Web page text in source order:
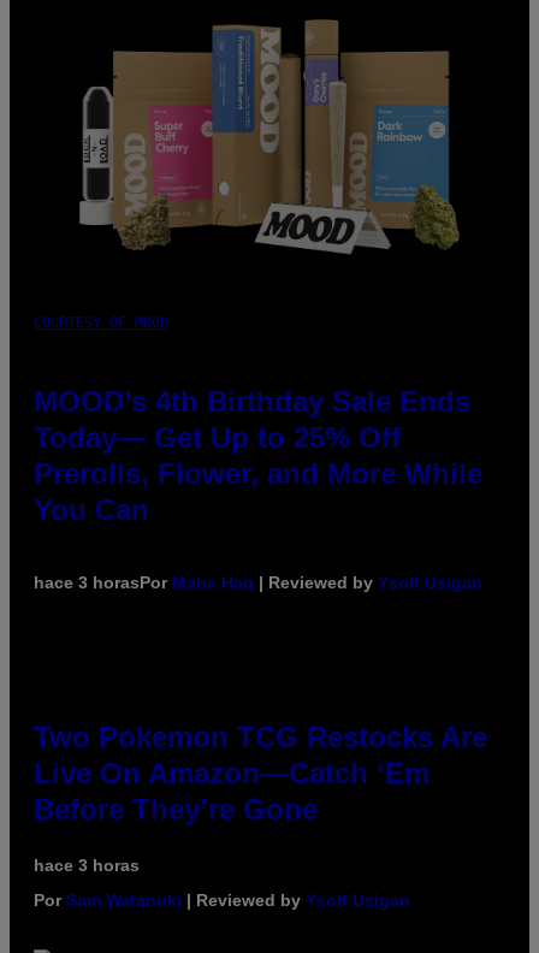
COURTESY OF MOOD
MOOD’s 4th Birthday Sale Ends
Today— Get Up to 25% Off
Prerolls, Flower, and More While
You Can
hace 3 horasPor Maha Haq | Reviewed by Ysolt Usigan
Two Pokemon TCG Restocks Are
Live On Amazon—Catch ‘Em
Before They’re Gone
hace 3 horas
PorSam Watanuki | Reviewed by Ysolt Usigan